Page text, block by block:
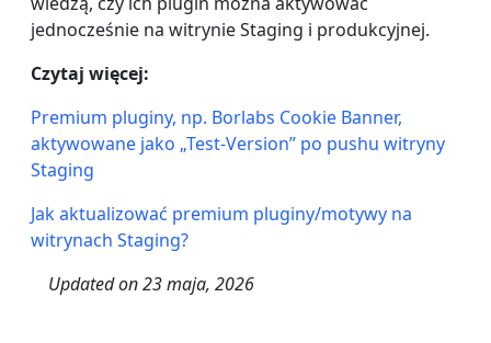
jednocześnie na witrynie Staging i produkcyjnej.
Czytaj więcej:
Premium pluginy, np. Borlabs Cookie Banner,
aktywowane jako „Test-Version” po pushu witryny
Staging
Jak aktualizować premium pluginy/motywy na
witrynach Staging?
Updated on23 maja, 2026